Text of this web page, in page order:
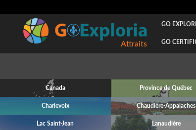
Attraits
GO
GO
Canada Province de Québec
Charlevoix Chaudière-Appalaches
Lac Saint-Jean Lanaudière